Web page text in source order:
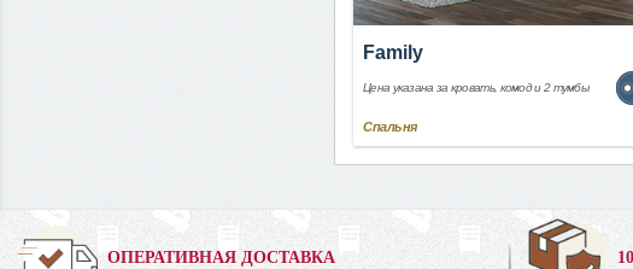
Family
Цена указана за кровать, комод и 2 тумбы
Спальня
ОПЕРАТИВНАЯ ДОСТАВКА